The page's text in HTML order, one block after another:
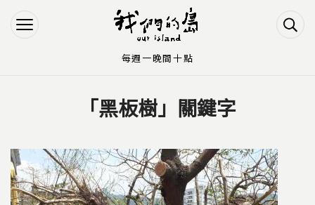
Jump to Navigation
Jump to Main content
「黑板樹」關鍵字
每週一晚間十點